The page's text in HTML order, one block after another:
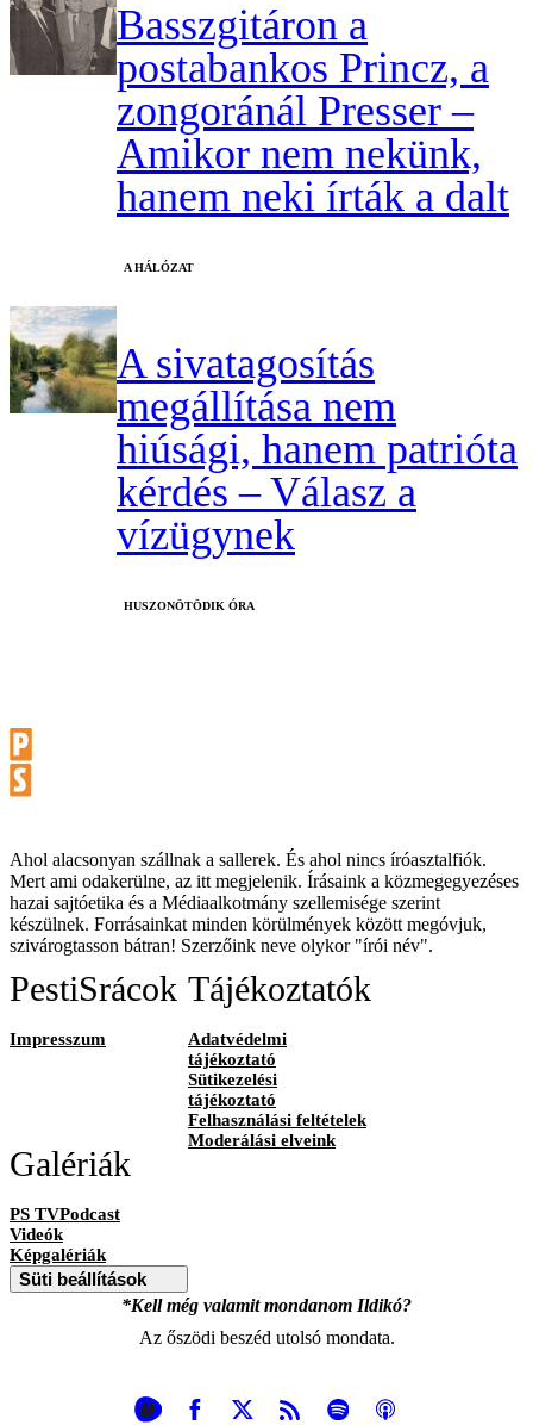
Basszgitáron a
postabankos Princz, a
zongoránál Presser –
Amikor nem nekünk,
hanem neki írták a dalt
A HÁLÓZAT
A sivatagosítás
megállítása nem
hiúsági, hanem patrióta
kérdés – Válasz a
vízügynek
HUSZONÖTÖDIK ÓRA
Ahol alacsonyan szállnak a sallerek. És ahol nincs íróasztalfiók.
Mert ami odakerülne, az itt megjelenik. Írásaink a közmegegyezéses
hazai sajtóetika és a Médiaalkotmány szellemisége szerint
készülnek. Forrásainkat minden körülmények között megóvjuk,
szivárogtasson bátran! Szerzőink neve olykor "írói név".
PestiSrácok
Impresszum
Tájékoztatók
Adatvédelmi
tájékoztató
Sütikezelési
tájékoztató
Felhasználási feltételek
Moderálási elveink
Galériák
PS TVPodcast
Videók
Képgalériák
Süti beállítások
*Kell még valamit mondanom Ildikó?
Az őszödi beszéd utolsó mondata.